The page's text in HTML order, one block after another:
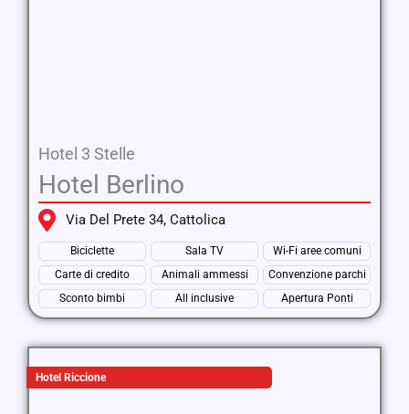
Hotel 3 Stelle
Hotel Berlino
Via Del Prete 34, Cattolica
Biciclette Sala TV
Wi-Fi aree comuni
Carte di credito
Animali ammessi
Convenzione parchi
Sconto bimbi
All inclusive Apertura Ponti
Hotel Riccione